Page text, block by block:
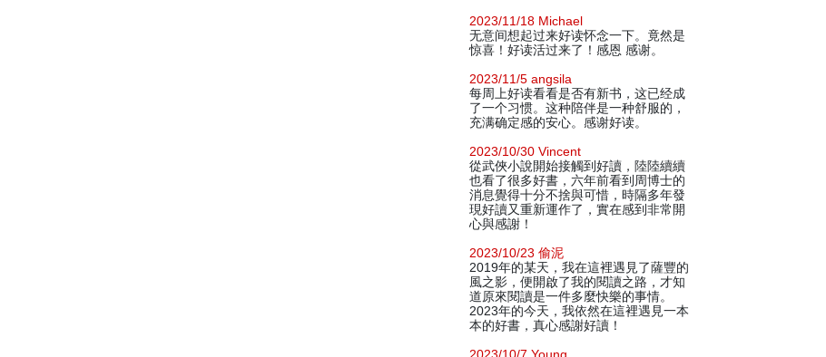
2023/11/18 Michael
无意间想起过来好读怀念一下。竟然是
惊喜！好读活过来了！感恩 感谢。
2023/11/5 angsila
每周上好读看看是否有新书，这已经成
了一个习惯。这种陪伴是一种舒服的，
充满确定感的安心。感谢好读。
2023/10/30 Vincent
從武俠小說開始接觸到好讀，陸陸續續
也看了很多好書，六年前看到周博士的
消息覺得十分不捨與可惜，時隔多年發
現好讀又重新運作了，實在感到非常開
心與感謝！
2023/10/23 偷泥
2019年的某天，我在這裡遇見了薩豐的
風之影，便開啟了我的閱讀之路，才知
道原來閱讀是一件多麼快樂的事情。
2023年的今天，我依然在這裡遇見一本
本的好書，真心感謝好讀！